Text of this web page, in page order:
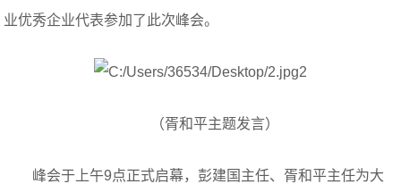
业优秀企业代表参加了此次峰会。
（胥和平主题发言）
峰会于上午9点正式启幕，彭建国主任、胥和平主任为大